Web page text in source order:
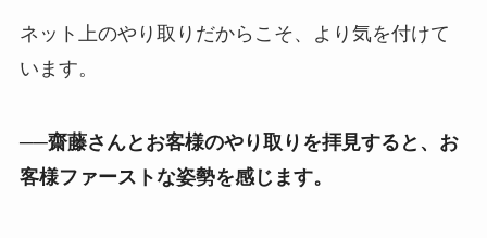
ネット上のやり取りだからこそ、より気を付けて
います。
──齋藤さんとお客様のやり取りを拝見すると、お
客様ファーストな姿勢を感じます。